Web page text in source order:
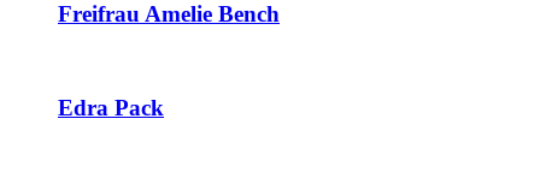
Freifrau Amelie Bench
Edra Pack